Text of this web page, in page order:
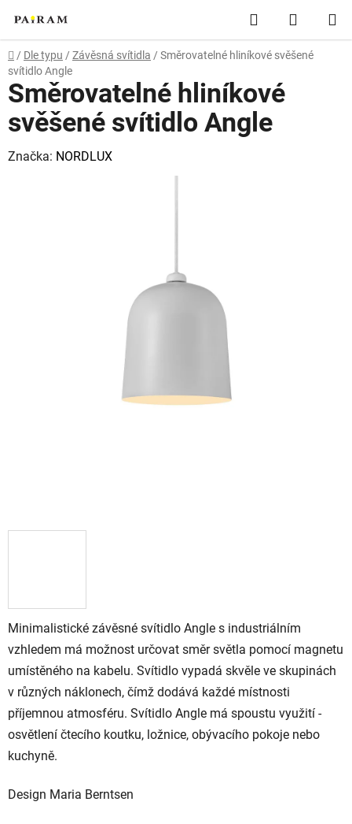
obsah
Hledat
KOŠÍK
Domů
/ Dle typu / Závěsná svítidla / Směrovatelné hliníkové svěšené
svítidlo Angle
Minimalistické závěsné svítidlo Angle s industriálním
vzhledem má možnost určovat směr světla pomocí magnetu
umístěného na kabelu. Svítidlo vypadá skvěle ve skupinách
v různých náklonech, čímž dodává každé místnosti
příjemnou atmosféru. Svítidlo Angle má spoustu využití -
osvětlení čtecího koutku, ložnice, obývacího pokoje nebo
kuchyně.
Design Maria Berntsen
Směrovatelné hliníkové
svěšené svítidlo Angle
Značka: NORDLUX